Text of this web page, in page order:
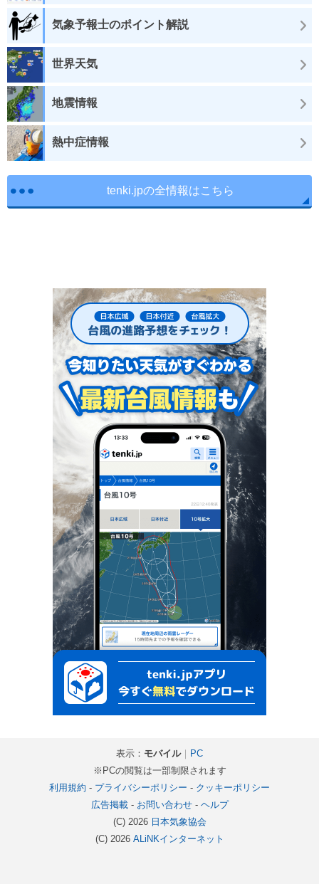
気象予報士のポイント解説
世界天気
地震情報
熱中症情報
tenki.jpの全情報はこちら
表示： モバイル｜ PC
※PCの閲覧は一部制限されます
利用規約 - プライバシーポリシー - クッキーポリシー
広告掲載- お問い合わせ- ヘルプ
(C) 2026 日本気象協会
(C) 2026 ALiNKインターネット